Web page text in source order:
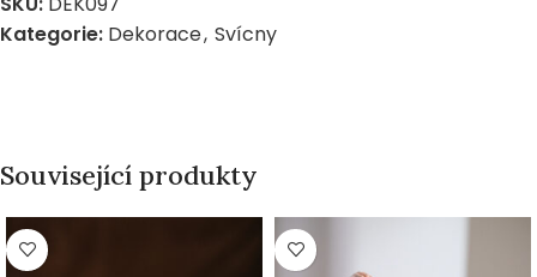
Kategorie: Dekorace, Svícny
Související produkty